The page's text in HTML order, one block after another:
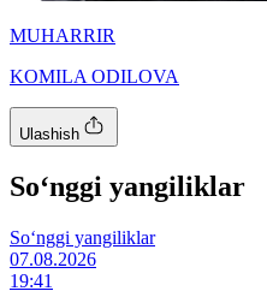
MUHARRIR
KOMILA ODILOVA
Ulashish
So‘nggi yangiliklar
So‘nggi yangiliklar
07.08.2026
19:41